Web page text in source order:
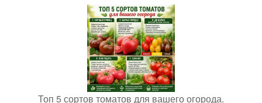
Топ 5 сортов томатов для вашего огорода.